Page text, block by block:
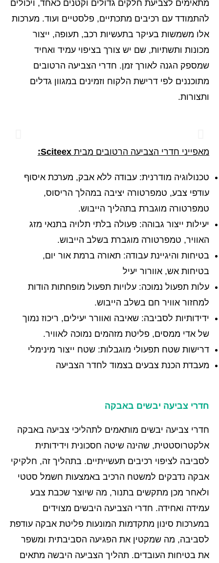
מתאימים לצביעת חלקים גדולים וקטנים כאחד, ויכולים
להתמודד עם רכיבים מתכתיים, פלסטיים ועוד. מערכות
אלו משמשות בעיקר בתעשיות רכב, תעופה, ייצור
מכונות ותשתיות, שם יש צורך בציפוי עמיד ואחיד
שמספק הגנה לאורך זמן. חדרי הצביעה הרטובים
מתוכננים לפי דרישת הלקוח וזמינים במגוון גדלים
ותצורות.
מאפייני חדרי הצביעה הרטובים מבית Sciteex
:
טכנולוגיה מודרנית: עבודה ללא אבק, מערכת איסוף
עודפי צבע, טמפרטורה יציבה במהלך הריסוס,
טמפרטורה מוגברת בתהליך הייבוש.
יעילות ייצור גבוהה: פעולה בלתי תלויה בתנאי מזג
האוויר, טמפרטורה מוגברת בשלב הייבוש.
בטיחות והיגיינת עבודה: תאורה ברמת אור יום,
בטיחות אש, אוורור יעיל
עלות תפעול נמוכה: עלויות תפעול מופחתות הודות
למחזור אוויר חם בשלב הייבוש.
ידידותיות לסביבה: שאיבה ואוורר יעילים, ריכוז נמוך
של אדי ממסים, פליטת מזהמים נמוכה לאוויר.
דרישות שטח תפעולי מוגבלות: שטח ייצור מינימלי
מעבדת הכנת צבעים בצמוד לחדר הצביעה
חדרי צביעה יבשים באבקה
חדרי צביעה יבשים מותאמים לתהליכי צביעה באבקה
אלקטרוסטטית, שהינה שיטה חסכונית וידידותית
לסביבה לציפוי רכיבים תעשייתיים. בתהליך זה, חלקיקי
אבקה נדבקים למשטח הרכיב באמצעות חשמל סטטי
ולאחר מכן מתקשים בתנור, מה שיוצר שכבת צבע
עמידה ואחידה. חדרי הצביעה היבשים מצוידים
במערכות סינון מתקדמות המונעות פליטת אבקה עודפת
לסביבה, מה שמקטין את הפגיעה הסביבתית ומשפר
את בטיחות העובדים. תהליך הצביעה היבשה מתאים